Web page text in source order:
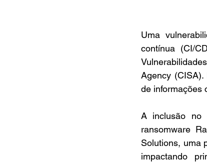
Uma
contínua (CI/
Agency
de informações
A inclusão no
ransomware
Solutions, uma
impactando